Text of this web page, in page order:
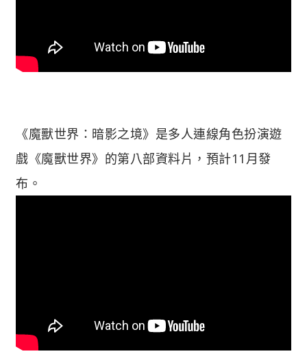
《魔獸世界：暗影之境》是多人連線角色扮演遊
戲《魔獸世界》的第八部資料片，預計11月發
布。